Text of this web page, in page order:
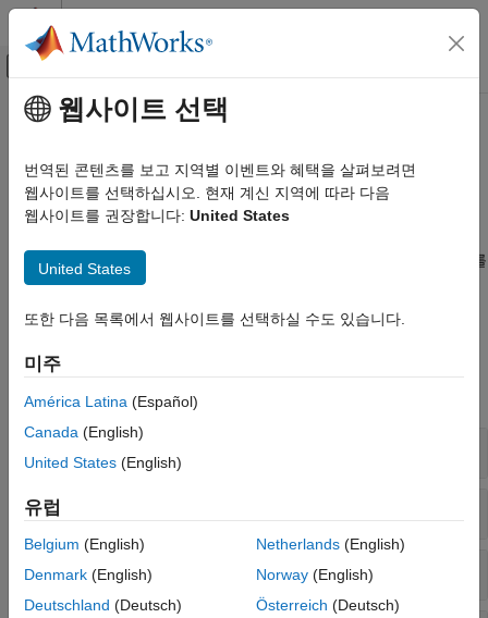
콘텐츠로 바로 가기
오프캔버스 탐색 메뉴 토글
문서 홈
데이터 가져오기와 분석
카테고리
대용량 파일과 빅데이터
기술 통계량 및 인사이트
실험 관리하기
주요 콘텐츠
기술 통계량 및 인사이트
기술 통계량과 회귀 모델을 사용하여 데이터 요약
기술 통계량은 데이터 세트의 특징을 정량적으로 설명합니다.
사용하여 데이터를 해석하고 요약할 수 있습니다. 또한 상관관계를
분석하고 회귀 모델을 적용하여 변수 간 관계를 평가할 수
함수
모두 확장
기본 통계량
데이터 요약
웹사이트 선택
번역된 콘텐츠를 보고 지역별 이벤트와 혜택을 살펴보려면
웹사이트를 선택하십시오. 현재 계신 지역에 따라 다음
웹사이트를 권장합니다: United States
United States
또한 다음 목록에서 웹사이트를 선택하실 수도 있습니다.
미주
América Latina (Español)
Canada (English)
United States (English)
유럽
Belgium (English)
Denmark (English)
Deutschland (Deutsch)
Netherlands(English)
Norway(English)
Österreich (Deutsch)